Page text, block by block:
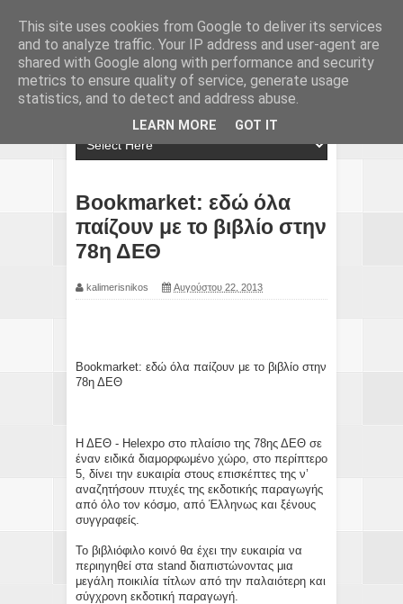
Bookmarket: εδώ όλα
παίζουν με το βιβλίο στην
78η ΔΕΘ
kalimerisnikos Αυγούστου 22, 2013
Bookmarket: εδώ όλα παίζουν με το βιβλίο στην
78η ΔΕΘ
Η ΔΕΘ - Helexpo στο πλαίσιο της 78ης ΔΕΘ σε
έναν ειδικά διαμορφωμένο χώρο, στο περίπτερο
5, δίνει την ευκαιρία στους επισκέπτες της ν’
αναζητήσουν πτυχές της εκδοτικής παραγωγής
από όλο τον κόσμο, από Έλληνως και ξένους
συγγραφείς.
Το βιβλιόφιλο κοινό θα έχει την ευκαιρία να
περιηγηθεί στα stand διαπιστώνοντας μια
μεγάλη ποικιλία τίτλων από την παλαιότερη και
σύγχρονη εκδοτική παραγωγή.
This site uses cookies from Google to deliver its services
and to analyze traffic. Your IP address and user-agent are
shared with Google along with performance and security
metrics to ensure quality of service, generate usage
statistics, and to detect and address abuse.
LEARN MORE GOT IT